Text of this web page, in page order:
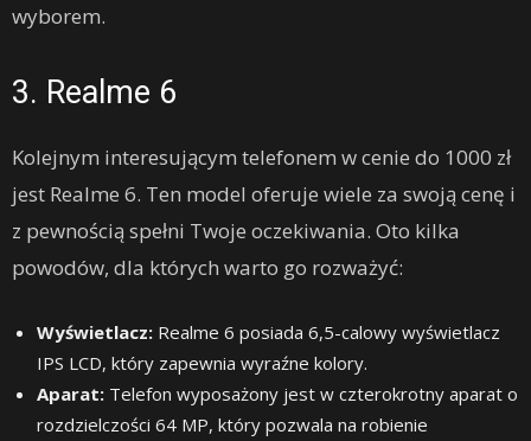
wyborem.
3. Realme 6
Kolejnym interesującym telefonem w cenie do 1000 zł
jest Realme 6. Ten model oferuje wiele za swoją cenę i
z pewnością spełni Twoje oczekiwania. Oto kilka
powodów, dla których warto go rozważyć:
Wyświetlacz: Realme 6 posiada 6,5-calowy wyświetlacz
IPS LCD, który zapewnia wyraźne kolory.
Aparat: Telefon wyposażony jest w czterokrotny aparat o
rozdzielczości 64 MP, który pozwala na robienie